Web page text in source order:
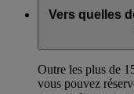
Vers quelles
Outre les plus de
vous pouvez